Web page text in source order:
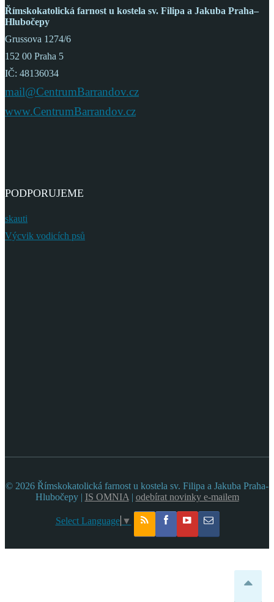
Římskokatolická farnost u kostela sv. Filipa a Jakuba Praha–
Hlubočepy
Grussova 1274/6
152 00 Praha 5
IČ: 48136034
mail@CentrumBarrandov.cz
www.CentrumBarrandov.cz
PODPORUJEME
skauti
Výcvik vodicích psů
© 2026 Římskokatolická farnost u kostela sv. Filipa a Jakuba Praha-
Hlubočepy | IS OMNIA | odebírat novinky e-mailem
Select Language ▼